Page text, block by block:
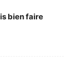
bien faire